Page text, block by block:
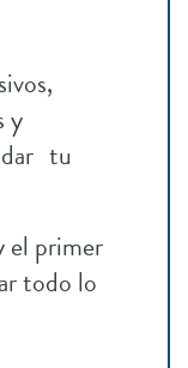
y
tu
el primer
todo lo